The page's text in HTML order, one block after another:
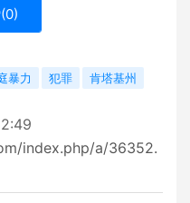
0)
暴力 犯罪 肯塔基州
index.php/a/36352.